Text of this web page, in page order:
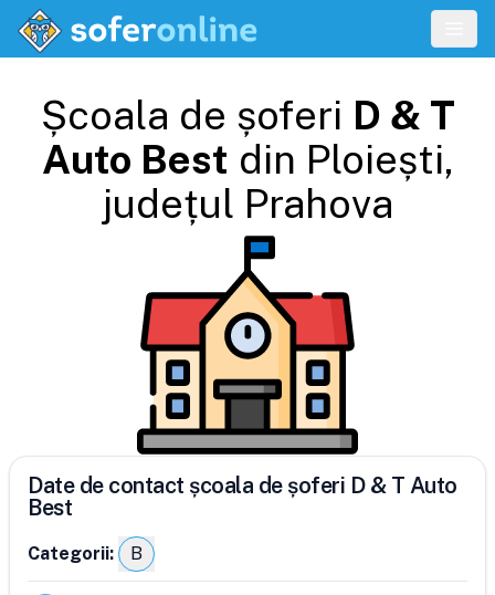
Școala de șoferi D & T
Auto Best din Ploiești,
județul Prahova
Date de contact școala de șoferi D & T Auto
Best
Categorii: B